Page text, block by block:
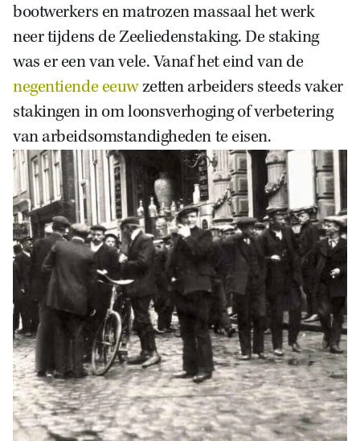
Zoek
bootwerkers en matrozen massaal het werk
neer tijdens de Zeeliedenstaking. De staking
was er een van vele. Vanaf het eind van de
negentiende eeuwzetten arbeiders steeds vaker
stakingen in om loonsverhoging of verbetering
van arbeidsomstandigheden te eisen.